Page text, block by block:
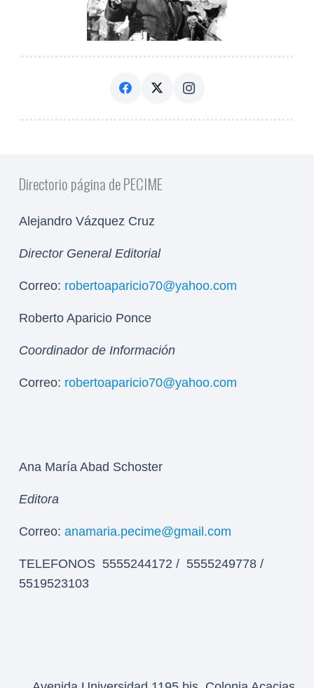
Directorio página de PECIME
Alejandro Vázquez Cruz
Director General Editorial
Correo: robertoaparicio70@yahoo.com
Roberto Aparicio Ponce
Coordinador de Información
Correo: robertoaparicio70@yahoo.com
Ana María Abad Schoster
Editora
Correo: anamaria.pecime@gmail.com
TELEFONOS 5555244172 / 5555249778 /
5519523103